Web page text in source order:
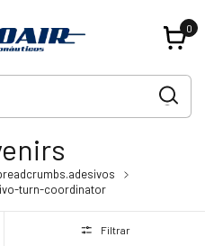
0
turn-coordinator
Filtrar